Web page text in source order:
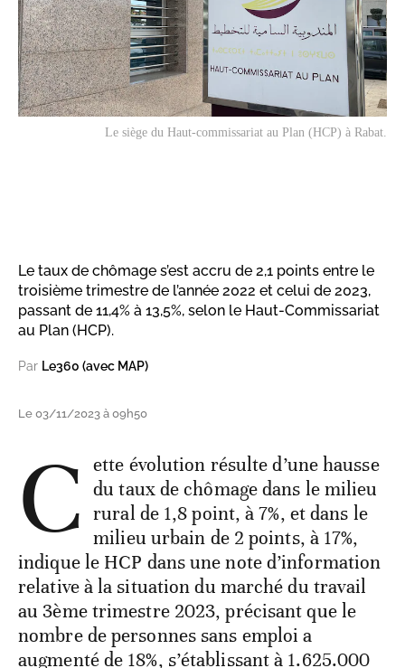
Le siège du Haut-commissariat au Plan (HCP) à Rabat.
Le taux de chômage s’est accru de 2,1 points entre le
troisième trimestre de l’année 2022 et celui de 2023,
passant de 11,4% à 13,5%, selon le Haut-Commissariat
au Plan (HCP).
Par Le360 (avec MAP)
Le 03/11/2023 à 09h50
C ette évolution résulte d’une hausse
du taux de chômage dans le milieu
rural de 1,8 point, à 7%, et dans le
milieu urbain de 2 points, à 17%,
indique le HCP dans une note d’information
relative à la situation du marché du travail
au 3ème trimestre 2023, précisant que le
nombre de personnes sans emploi a
augmenté de 18%, s’établissant à 1.625.000